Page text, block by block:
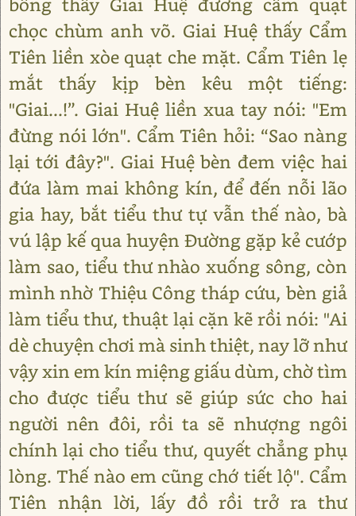
chọc chùm anh võ. Giai Huệ thấy Cẩm
Tiên liền xòe quạt che mặt. Cẩm Tiên lẹ
mắt thấy kịp bèn kêu một tiếng:
"Giai...!”. Giai Huệ liền xua tay nói: "Em
đừng nói lớn". Cẩm Tiên hỏi: “Sao nàng
lại tới đây?". Giai Huệ bèn đem việc hai
đứa làm mai không kín, để đến nỗi lão
gia hay, bắt tiểu thư tự vẫn thế nào, bà
vú lập kế qua huyện Đường gặp kẻ cướp
làm sao, tiểu thư nhào xuống sông, còn
mình nhờ Thiệu Công tháp cứu, bèn giả
làm tiểu thư, thuật lại cặn kẽ rồi nói: "Ai
dè chuyện chơi mà sinh thiệt, nay lỡ như
vậy xin em kín miệng giấu dùm, chờ tìm
cho được tiểu thư sẽ giúp sức cho hai
người nên đôi, rồi ta sẽ nhượng ngôi
chính lại cho tiểu thư, quyết chẳng phụ
lòng. Thế nào em cũng chớ tiết lộ". Cẩm
Tiên nhận lời, lấy đồ rồi trở ra thư